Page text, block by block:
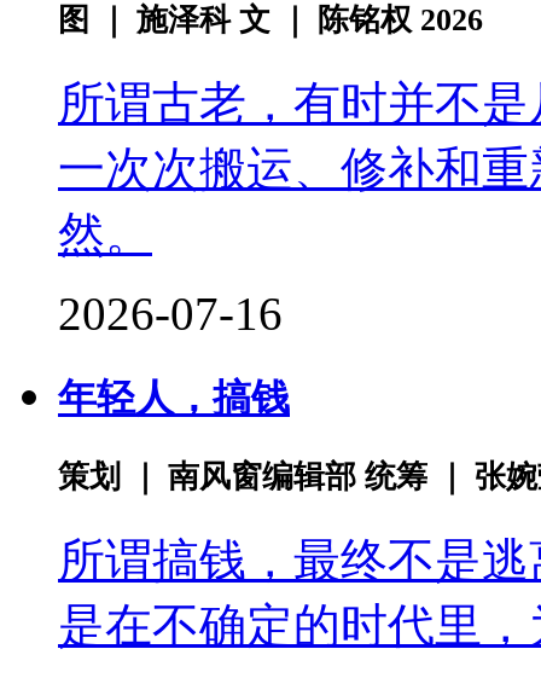
图 ｜ 施泽科 文 ｜ 陈铭权 2026
所谓古老，有时并不
一次次搬运、修补和
然。
2026-07-16
年轻人，搞钱
策划 ｜ 南风窗编辑部 统筹 ｜ 张
所谓搞钱，最终不是
是在不确定的时代里